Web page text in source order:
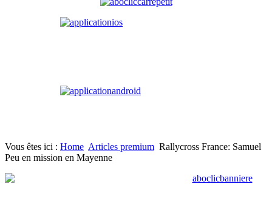
Vous êtes ici : Home Articles premium Rallycross France: Samuel
Peu en mission en Mayenne